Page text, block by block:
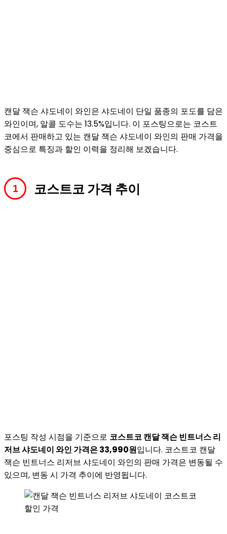
캔달 잭슨 샤도네이 와인은 샤도네이 단일 품종의 포도를 담은
와인이며, 알콜 도수는 13.5%입니다. 이 포스팅으로는 코스트
코에서 판매하고 있는 캔달 잭슨 샤도네이 와인의 판매 가격을
중심으로 특징과 할인 이력을 정리해 보겠습니다.
코스트코 가격 추이
포스팅 작성 시점을 기준으로 코스트코 캔달 잭슨 빈트너스 리
저브 샤도네이 와인 가격은 33,990원입니다. 코스트코 캔달
잭슨 빈트너스 리저브 샤도네이 와인의 판매 가격은 변동될 수
있으며, 변동 시 가격 추이에 반영됩니다.